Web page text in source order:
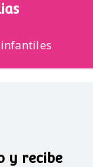
infantiles
y recibe